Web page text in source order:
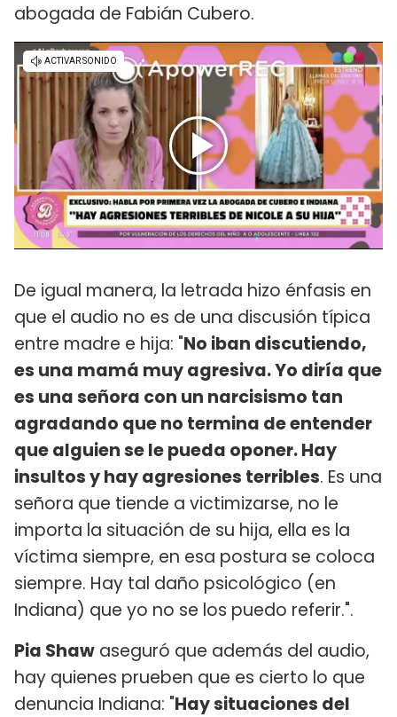
abogada de Fabián Cubero.
De igual manera, la letrada hizo énfasis en
que el audio no es de una discusión típica
entre madre e hija: "No iban discutiendo,
es una mamá muy agresiva. Yo diría que
es una señora con un narcisismo tan
agradando que no termina de entender
que alguien se le pueda oponer. Hay
insultos y hay agresiones terribles. Es una
señora que tiende a victimizarse, no le
importa la situación de su hija, ella es la
víctima siempre, en esa postura se coloca
siempre. Hay tal daño psicológico (en
Indiana) que yo no se los puedo referir.".
Pia Shaw aseguró que además del audio,
hay quienes prueben que es cierto lo que
denuncia Indiana: "Hay situaciones del